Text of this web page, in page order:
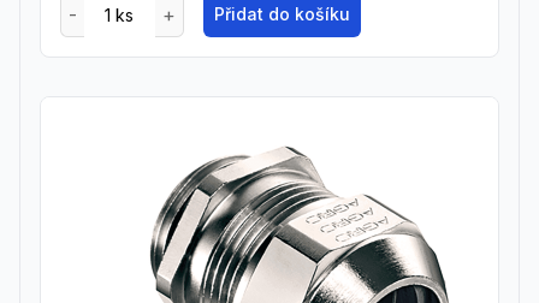
Přidat do košíku